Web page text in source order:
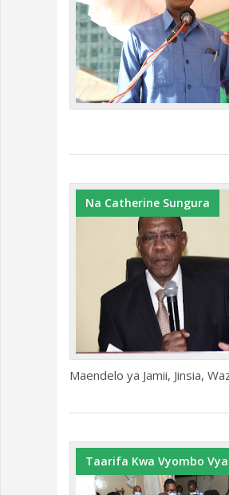
Na Catherine Sungura
Maendelo ya Jamii, Jinsia,
Taarifa Kwa Vyombo